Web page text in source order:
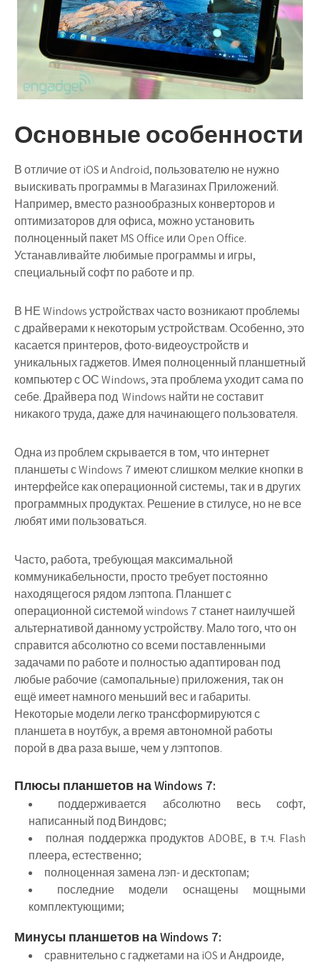
Основные особенности
В отличие от iOS и Android, пользователю не нужно
выискивать программы в Магазинах Приложений.
Например, вместо разнообразных конверторов и
оптимизаторов для офиса, можно установить
полноценный пакет MS Office или Open Office.
Устанавливайте любимые программы и игры,
специальный софт по работе и пр.
В НЕ Windows устройствах часто возникают проблемы
с драйверами к некоторым устройствам. Особенно, это
касается принтеров, фото-видеоустройств и
уникальных гаджетов. Имея полноценный планшетный
компьютер с ОС Windows, эта проблема уходит сама по
себе. Драйвера под Windows найти не составит
никакого труда, даже для начинающего пользователя.
Одна из проблем скрывается в том, что интернет
планшеты с Windows 7 имеют слишком мелкие кнопки в
интерфейсе как операционной системы, так и в других
программных продуктах. Решение в стилусе, но не все
любят ими пользоваться.
Часто, работа, требующая максимальной
коммуникабельности, просто требует постоянно
находящегося рядом лэптопа. Планшет с
операционной системой windows 7 станет наилучшей
альтернативой данному устройству. Мало того, что он
справится абсолютно со всеми поставленными
задачами по работе и полностью адаптирован под
любые рабочие (самопальные) приложения, так он
ещё имеет намного меньший вес и габариты.
Некоторые модели легко трансформируются с
планшета в ноутбук, а время автономной работы
порой в два раза выше, чем у лэптопов.
Плюсы планшетов на Windows 7:
поддерживается абсолютно весь софт,
написанный под Виндовс;
полная поддержка продуктов ADOBE, в т.ч. Flash
плеера, естественно;
полноценная замена лэп- и десктопам;
последние модели оснащены мощными
комплектующими;
Минусы планшетов на Windows 7:
сравнительно с гаджетами на iOS и Андроиде,